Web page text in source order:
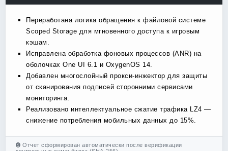
Переработана логика обращения к файловой системе
Scoped Storage для мгновенного доступа к игровым
кэшам.
Исправлена обработка фоновых процессов (ANR) на
оболочках One UI 6.1 и OxygenOS 14.
Добавлен многослойный прокси-инжектор для защиты
от сканирования подписей сторонними сервисами
мониторинга.
Реализовано интеллектуальное сжатие трафика LZ4 —
снижение потребления мобильных данных до 15%.
Отчет сформирован автоматически после верификации